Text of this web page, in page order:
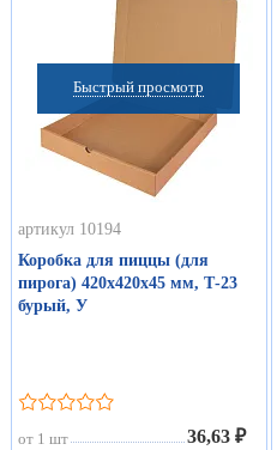
Быстрый просмотр
артикул 10194
Коробка для пиццы (для
пирога) 420х420х45 мм, Т-23
бурый, У
от 1 шт 36,63 ₽